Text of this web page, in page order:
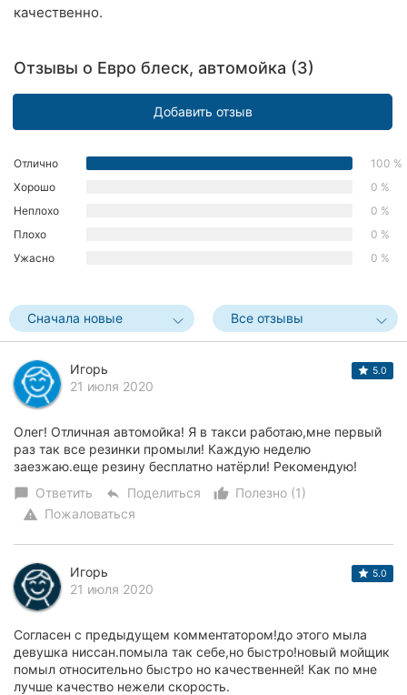
Запорожье
Львов
Кривой
Николаев
Полтава
Чернигов
Черкассы
Черновцы
Сумы
Ивано-
Луцк
Карпаты
качественно.
Отзывы о Евро блеск, автомойка (3)
Добавить отзыв
Отлично
100 %
Хорошо
0 %
Неплохо
0 %
Плохо
0 %
Ужасно
0 %
Сначала новые Все отзывы
Игорь
21 июля 2020
5.0
Олег! Отличная автомойка! Я в такси работаю,мне первый
раз так все резинки промыли! Каждую неделю
заезжаю.еще резину бесплатно натёрли! Рекомендую!
chat_bubble Ответить reply Поделиться thumb_up_alt
Полезно (1)
warning Пожаловаться
Игорь
21 июля 2020
5.0
Согласен с предыдущем комментатором!до этого мыла
девушка ниссан.помыла так себе,но быстро!новый мойщик
помыл относительно быстро но качественней! Как по мне
лучше качество нежели скорость.